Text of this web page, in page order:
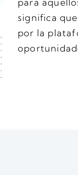
significa
por la